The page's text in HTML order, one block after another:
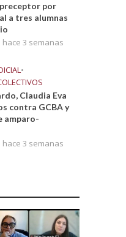
por
a tres alumnas
hace 3 semanas
•
Claudia Eva
contra GCBA y
amparo-
hace 3 semanas